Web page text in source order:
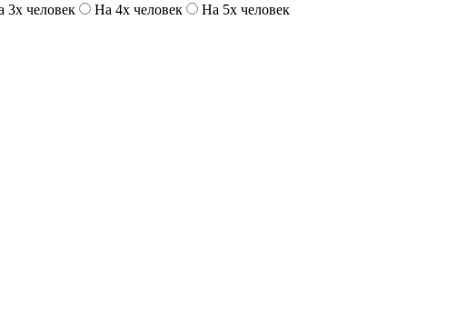
3х человек На 4х человек
На 5х человек